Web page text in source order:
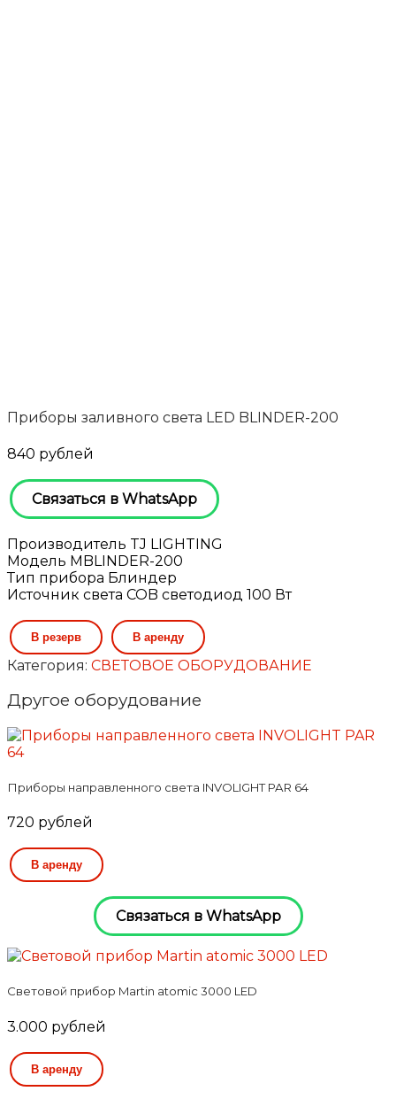
Приборы заливного света LED BLINDER-200
840 рублей
Связаться в WhatsApp
Производитель TJ LIGHTING
Модель MBLINDER-200
Тип прибора Блиндер
Источник света COB светодиод 100 Вт
Количество
товара
Приборы
заливного
света
LED
BLINDER-
200
В резерв В аренду
Категория: СВЕТОВОЕ ОБОРУДОВАНИЕ
Другое оборудование
Приборы направленного света INVOLIGHT PAR 64
720 рублей
В аренду
Связаться в WhatsApp
Световой прибор Martin atomic 3000 LED
3.000 рублей
В аренду